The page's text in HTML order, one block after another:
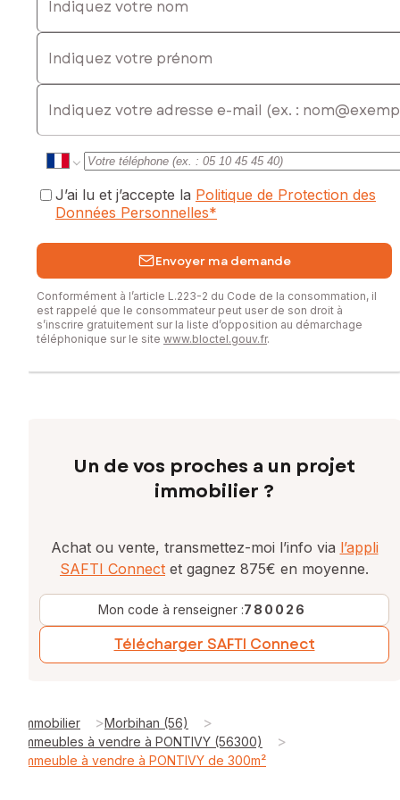
Indiquez votre prénom
E-mail
J’ai lu et j’accepte la Politique de Protection des
Données Personnelles*
Envoyer ma demande
Conformément à l’article L.223-2 du Code de la consommation, il
est rappelé que le consommateur peut user de son droit à
s’inscrire gratuitement sur la liste d’opposition au démarchage
téléphonique sur le site www.bloctel.gouv.fr.
Un de vos proches a un projet
immobilier ?
Achat ou vente, transmettez-moi l’info via l’appli
SAFTI Connect et gagnez 875€ en moyenne.
Mon code à renseigner :780026
Télécharger SAFTI Connect
Immobilier >Morbihan (56) >
Immeubles à vendre à PONTIVY (56300) >
Immeuble à vendre à PONTIVY de 300m²